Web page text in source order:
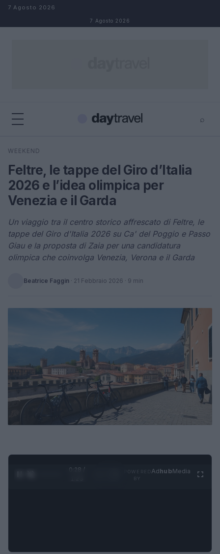
Salta al contenuto
7 Agosto 2026
7 Agosto 2026
⌕
Cerca
WEEKEND
Feltre, le tappe del Giro d’Italia
2026 e l’idea olimpica per
Venezia e il Garda
Un viaggio tra il centro storico affrescato di Feltre, le
tappe del Giro d'Italia 2026 su Ca' del Poggio e Passo
Giau e la proposta di Zaia per una candidatura
olimpica che coinvolga Venezia, Verona e il Garda
Beatrice Faggin · 21 Febbraio 2026 · 9 min
0:30 /
AdhubMedia